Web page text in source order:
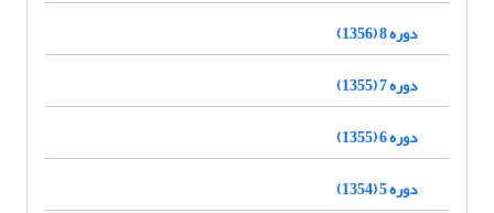
دوره 8 (1356)
دوره 7 (1355)
دوره 6 (1355)
دوره 5 (1354)